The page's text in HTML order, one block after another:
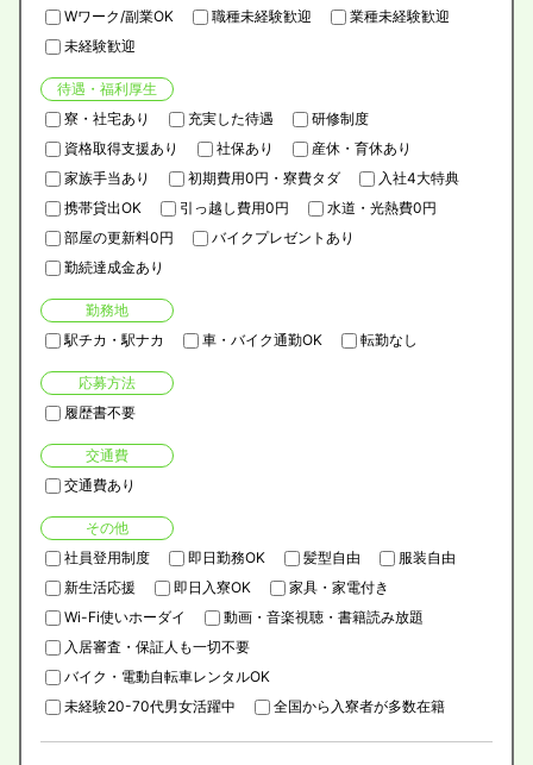
Wワーク/副業OK
職種未経験歓迎
業種未経験歓迎
未経験歓迎
待遇・福利厚生
寮・社宅あり
充実した待遇
研修制度
資格取得支援あり
社保あり
産休・育休あり
家族手当あり
初期費用0円・寮費タダ
入社4大特典
携帯貸出OK
引っ越し費用0円
水道・光熱費0円
部屋の更新料0円
バイクプレゼントあり
勤続達成金あり
勤務地
駅チカ・駅ナカ
車・バイク通勤OK 転勤なし
応募方法
履歴書不要
交通費
交通費あり
その他
社員登用制度
即日勤務OK 髪型自由
服装自由
新生活応援
即日入寮OK
家具・家電付き
Wi-Fi使いホーダイ
動画・音楽視聴・書籍読み放題
入居審査・保証人も一切不要
バイク・電動自転車レンタルOK
未経験20-70代男女活躍中
全国から入寮者が多数在籍